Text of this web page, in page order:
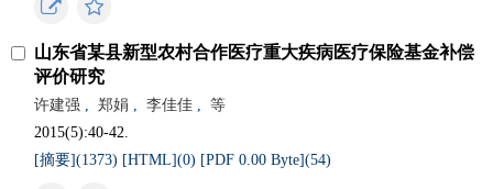
山东省某县新型农村合作医疗重大疾病医疗保险基金补偿
评价研究
许建强 , 郑娟 , 李佳佳 ,
等
2015(5):40-42.
[摘要](1373) [HTML](0) [PDF 0.00 Byte](54)